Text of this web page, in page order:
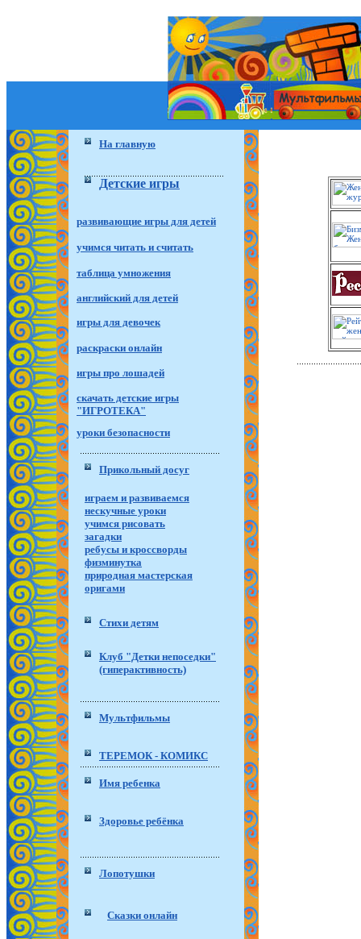
На главную
Детские игры
развивающие игры для детей
учимся читать и считать
таблица умножения
английский для детей
игры для девочек
раскраски онлайн
игры про лошадей
скачать детские игры
"ИГРОТЕКА"
уроки безопасности
Прикольный досуг
играем и развиваемся
нескучные уроки
учимся рисовать
загадки
ребусы и кроссворды
физминутка
природная мастерская
оригами
Стихи детям
Клуб "Детки непоседки"
(гиперактивность)
Мультфильмы
ТЕРЕМОК - КОМИКС
Имя ребенка
Здоровье ребёнка
Лопотушки
Сказки онлайн